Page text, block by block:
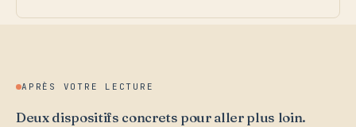
APRÈS VOTRE LECTURE
Deux dispositifs concrets pour aller plus loin.